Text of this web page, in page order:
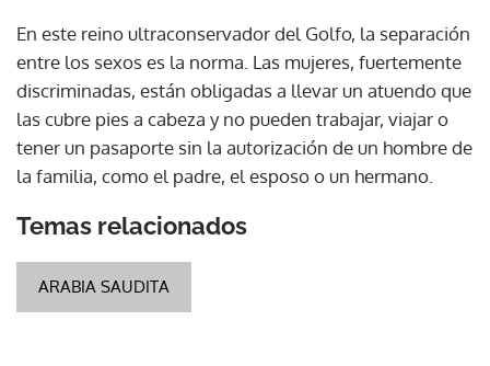
En este reino ultraconservador del Golfo, la separación
entre los sexos es la norma. Las mujeres, fuertemente
discriminadas, están obligadas a llevar un atuendo que
las cubre pies a cabeza y no pueden trabajar, viajar o
tener un pasaporte sin la autorización de un hombre de
la familia, como el padre, el esposo o un hermano.
Temas relacionados
ARABIA SAUDITA